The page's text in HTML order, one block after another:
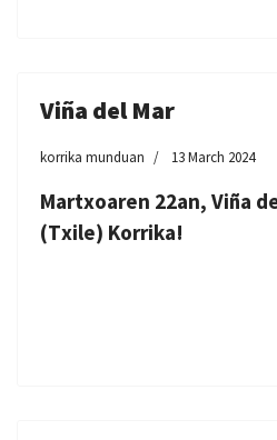
Viña del Mar
korrika munduan 13 March 2024
Martxoaren 22an, Viña
(Txile) Korrika!